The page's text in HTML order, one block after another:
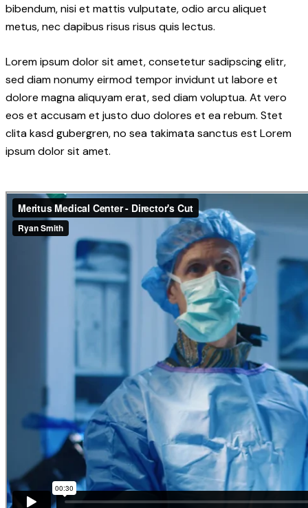
bibendum, nisi et mattis vulputate, odio arcu aliquet
metus, nec dapibus risus risus quis lectus.
Lorem ipsum dolor sit amet, consetetur sadipscing elitr,
sed diam nonumy eirmod tempor invidunt ut labore et
dolore magna aliquyam erat, sed diam voluptua. At vero
eos et accusam et justo duo dolores et ea rebum. Stet
clita kasd gubergren, no sea takimata sanctus est Lorem
ipsum dolor sit amet.